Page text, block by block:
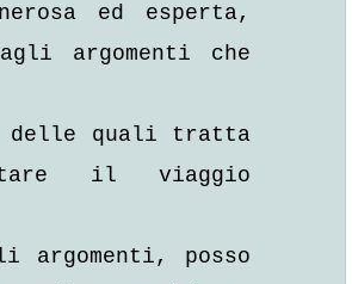
ed esperta,
argomenti che
delle quali tratta
il viaggio
posso